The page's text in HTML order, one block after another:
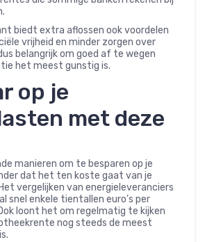
biedt extra aflossen ook voordelen
vrijheid en minder zorgen over
belangrijk om goed af te wegen
het meest gunstig is.
op je
met deze
manieren om te besparen op je
dat het ten koste gaat van je
vergelijken van energieleveranciers
snel enkele tientallen euro’s per
loont het om regelmatig te kijken
nog steeds de meest